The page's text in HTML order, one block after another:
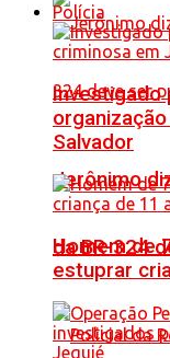
Jerônimo
da BR-324
Polícia
Investigado
Salvador
Homem de
estuprar